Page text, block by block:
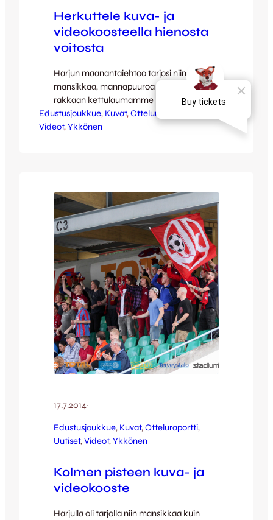
Herkuttele kuva- ja
videokoosteella hienosta
voitosta
Harjun maanantaiehtoo tarjosi niin
mansikkaa, mannapuuroa kuin maalejakin
rakkaan kettulaumamme latoessa
tulostaululle sydämelliset 4-0 lukemat
Mikko Mannisen, Benno Hanslianin ja
videokooste: [youtube id=”krhWvrWph2A”
width=”640″ height=”360″] Jussi Reinilän
hienot valokuvat: [envira-gallery
id=”55128″] Voiton myötä JJK venytti
peräkkäisten tappiottomien…
Edustusjoukkue, Kuvat, Otteluraportti
Videot, Ykkönen
17.7.2014·
Edustusjoukkue, Kuvat, Otteluraportti
Uutiset, Videot, Ykkönen
Kolmen pisteen kuva- ja
videokooste
Harjulla oli tarjolla niin mansikkaa kuin